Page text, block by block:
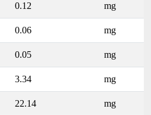
0.12 mg
0.06 mg
0.05 mg
3.34 mg
22.14 mg